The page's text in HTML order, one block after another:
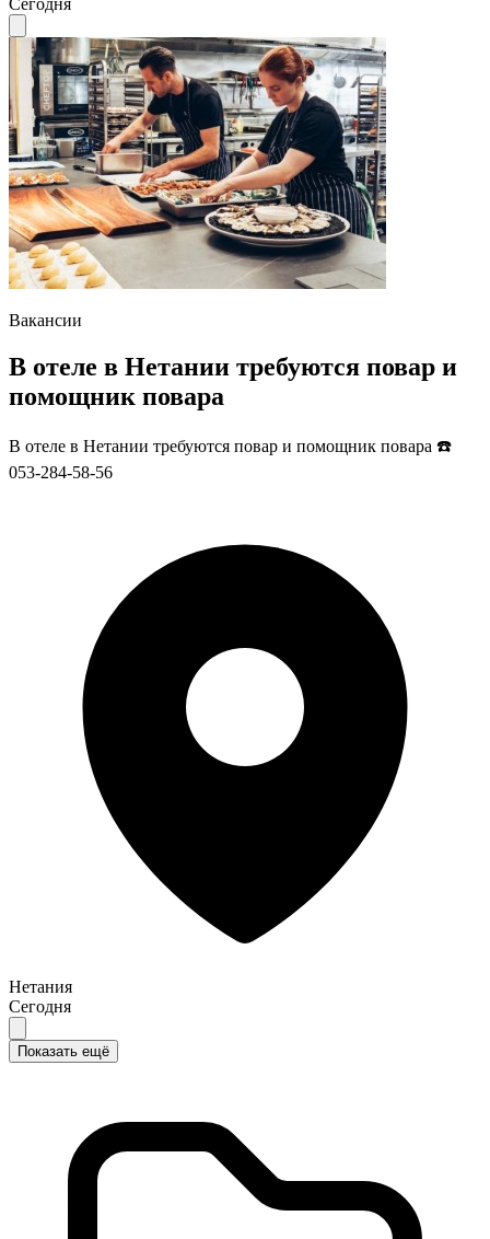
Сегодня
Вакансии
B отеле в Нетании требуются повар и
помощник повара
B отеле в Нетании требуются повар и помощник повара ☎️
053-284-58-56
Нетания
Сегодня
Показать ещё